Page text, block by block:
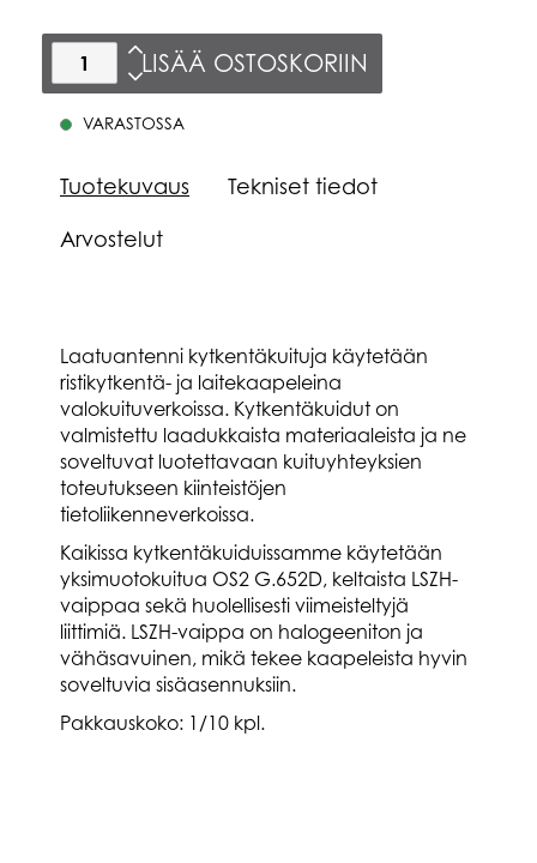
LISÄÄ OSTOSKORIIN
VARASTOSSA
Tuotekuvaus
Tekniset tiedot
Arvostelut
Laatuantenni kytkentäkuituja käytetään
ristikytkentä- ja laitekaapeleina
valokuituverkoissa. Kytkentäkuidut on
valmistettu laadukkaista materiaaleista ja ne
soveltuvat luotettavaan kuituyhteyksien
toteutukseen kiinteistöjen
tietoliikenneverkoissa.
Kaikissa kytkentäkuiduissamme käytetään
yksimuotokuitua OS2 G.652D, keltaista LSZH-
vaippaa sekä huolellisesti viimeisteltyjä
liittimiä. LSZH-vaippa on halogeeniton ja
vähäsavuinen, mikä tekee kaapeleista hyvin
soveltuvia sisäasennuksiin.
Pakkauskoko: 1/10 kpl.